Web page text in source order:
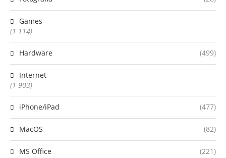
Games
(1 114)
Hardware (499)
Internet
(1 903)
iPhone/iPad (477)
MacOS (82)
MS Office (221)